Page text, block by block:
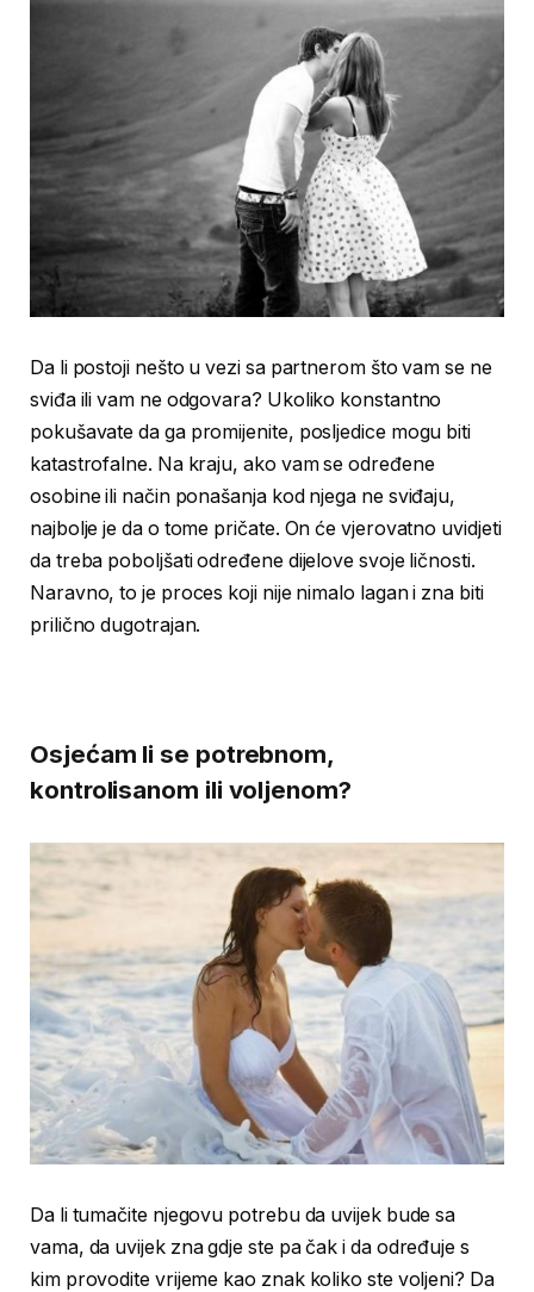
Da li postoji nešto u vezi sa partnerom što vam se ne
sviđa ili vam ne odgovara? Ukoliko konstantno
pokušavate da ga promijenite, posljedice mogu biti
katastrofalne. Na kraju, ako vam se određene
osobine ili način ponašanja kod njega ne sviđaju,
najbolje je da o tome pričate. On će vjerovatno uvidjeti
da treba poboljšati određene dijelove svoje ličnosti.
Naravno, to je proces koji nije nimalo lagan i zna biti
prilično dugotrajan.
Osjećam li se potrebnom,
kontrolisanom ili voljenom?
Da li tumačite njegovu potrebu da uvijek bude sa
vama, da uvijek zna gdje ste pa čak i da određuje s
kim provodite vrijeme kao znak koliko ste voljeni? Da